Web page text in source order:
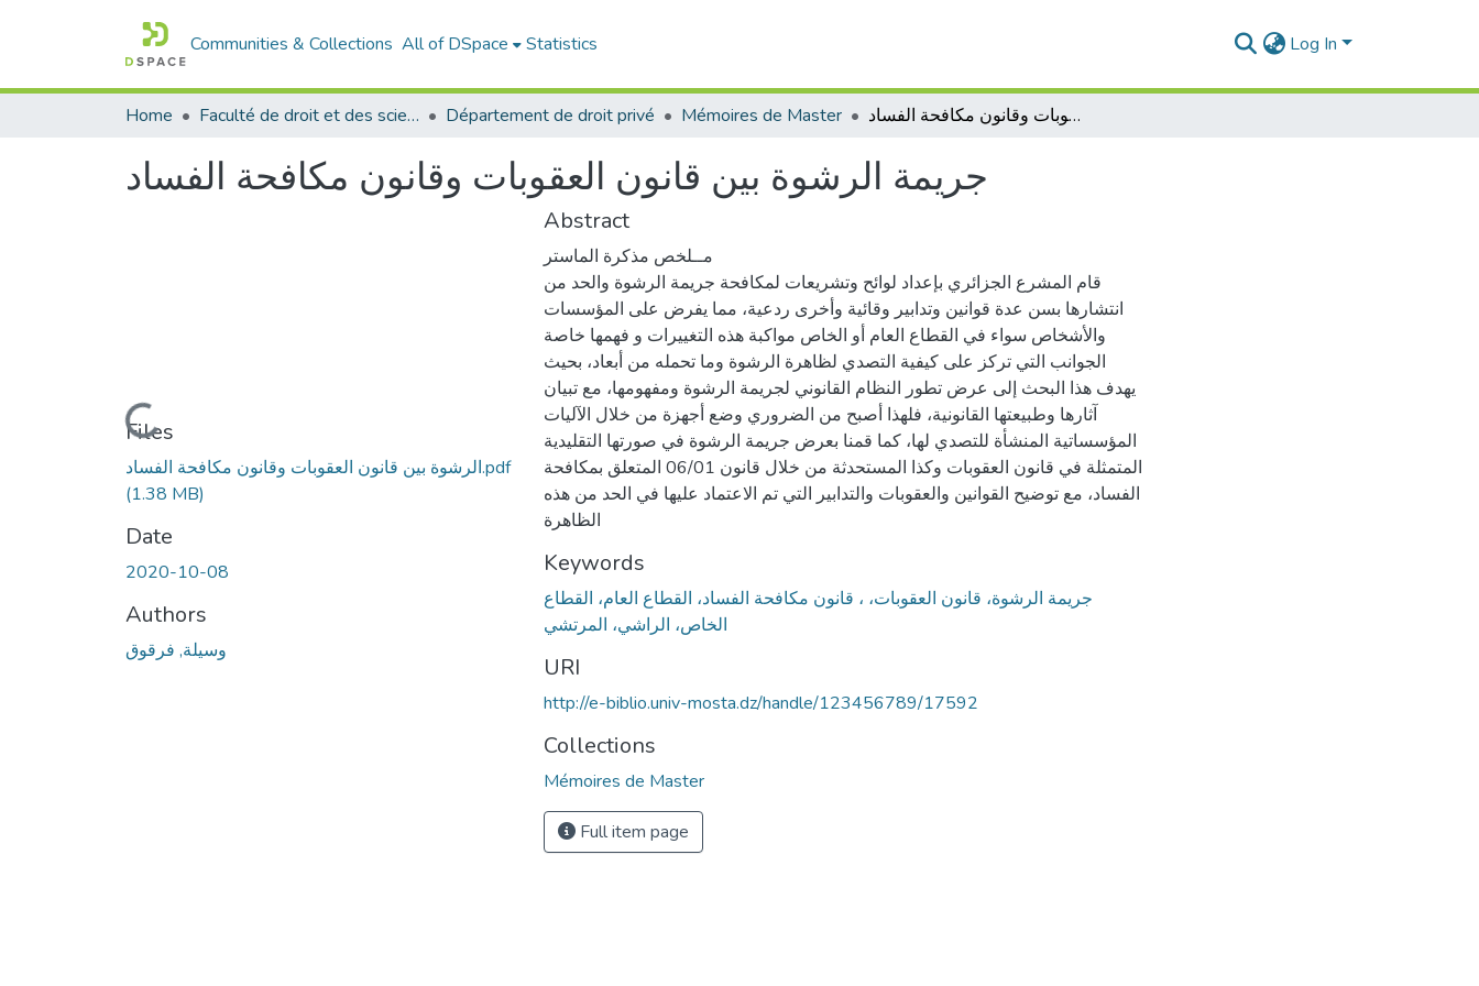
Communities & Collections All of DSpace Statistics Log In
Home Faculté de droit et des sciences politiques Département de droit privé Mémoires de Master جريمة الرشوة بين قانون العقوبات وقانون مكافحة الفساد
جريمة الرشوة بين قانون العقوبات وقانون مكافحة الفساد
Loading...
Files
الرشوة بين قانون العقوبات وقانون مكافحة الفساد.pdf
(1.38 MB)
Date
2020-10-08
Authors
وسيلة, فرقوق
Abstract
مــلخص مذكرة الماستر
قام المشرع الجزائري بإعداد لوائح وتشريعات لمكافحة جريمة الرشوة والحد من
انتشارها بسن عدة قوانين وتدابير وقائية وأخرى ردعية، مما يفرض على المؤسسات
والأشخاص سواء في القطاع العام أو الخاص مواكبة هذه التغييرات و فهمها خاصة
الجوانب التي تركز على كيفية التصدي لظاهرة الرشوة وما تحمله من أبعاد، بحيث
يهدف هذا البحث إلى عرض تطور النظام القانوني لجريمة الرشوة ومفهومها، مع تبيان
آثارها وطبيعتها القانونية، فلهذا أصبح من الضروري وضع أجهزة من خلال الآليات
المؤسساتية المنشأة للتصدي لها، كما قمنا بعرض جريمة الرشوة في صورتها التقليدية
المتمثلة في قانون العقوبات وكذا المستحدثة من خلال قانون 06/01 المتعلق بمكافحة
الفساد، مع توضيح القوانين والعقوبات والتدابير التي تم الاعتماد عليها في الحد من هذه
الظاهرة
Keywords
جريمة الرشوة، قانون العقوبات، ، قانون مكافحة الفساد، القطاع العام، القطاع
الخاص، الراشي، المرتشي
URI
http://e-biblio.univ-mosta.dz/handle/123456789/17592
Collections
Mémoires de Master
Full item page